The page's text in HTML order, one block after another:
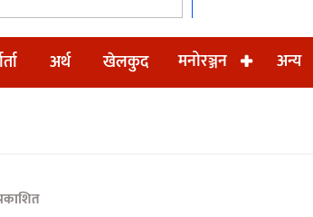
अर्थ खेलकुद मनोरञ्जन अन्य